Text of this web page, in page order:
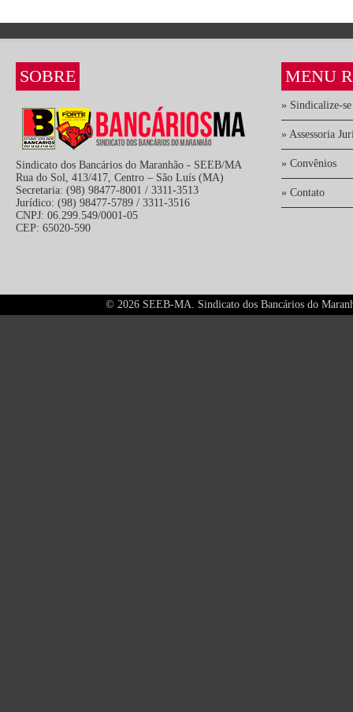
SOBRE
Sindicato dos Bancários do Maranhão - SEEB/MA
Rua do Sol, 413/417, Centro – São Luís (MA)
Secretaria: (98) 98477-8001 / 3311-3513
Jurídico: (98) 98477-5789 / 3311-3516
CNPJ: 06.299.549/0001-05
CEP: 65020-590
MENU
» Sindicalize-se
» Assessoria
» Convênios
» Contato
© 2026 SEEB-MA. Sindicato dos Bancários do